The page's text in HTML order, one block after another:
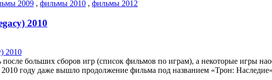
2009 , фильмы 2010 , фильмы 2012
2010
больших сборов игр (список фильмов по играм), а некоторые игры
году даже вышло продолжение фильма под названием «Трон: